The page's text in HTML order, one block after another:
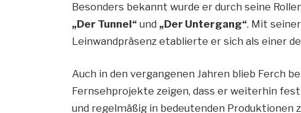
Besonders bekannt wurde er durch seine
„Der Tunnel“ und „Der Untergang“. Mit
Leinwandpräsenz etablierte er sich als einer
Auch in den vergangenen Jahren blieb Ferch
Fernsehprojekte zeigen, dass er weiterhin
und regelmäßig in bedeutenden Produktionen